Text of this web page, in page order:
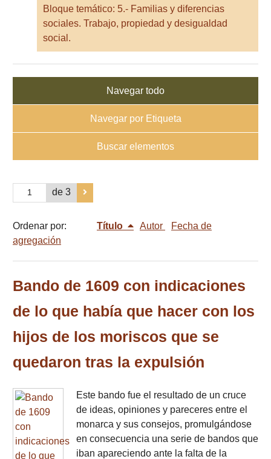
Bloque temático: 5.- Familias y diferencias
sociales. Trabajo, propiedad y desigualdad
social.
Navegar todo
Navegar por Etiqueta
Buscar elementos
de 3
Ordenar por: Título Autor
Fecha de
agregación
Bando de 1609 con indicaciones
de lo que había que hacer con los
hijos de los moriscos que se
quedaron tras la expulsión
Este bando fue el resultado de un cruce
de ideas, opiniones y pareceres entre el
monarca y sus consejos, promulgándose
en consecuencia una serie de bandos que
iban apareciendo ante la falta de la